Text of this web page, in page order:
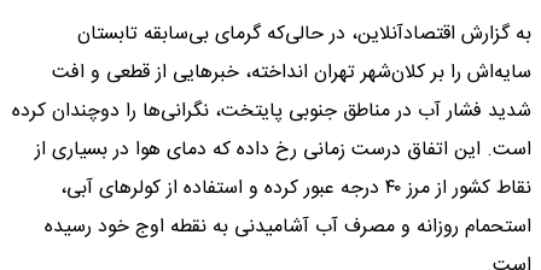
به گزارش اقتصادآنلاین، در حالی‌که گرمای بی‌سابقه تابستان
سایه‌اش را بر کلان‌شهر تهران انداخته، خبرهایی از قطعی و افت
شدید فشار آب در مناطق جنوبی پایتخت، نگرانی‌ها را دوچندان کرده
است. این اتفاق درست زمانی رخ داده که دمای هوا در بسیاری از
نقاط کشور از مرز ۴۰ درجه عبور کرده و استفاده از کولرهای آبی،
استحمام روزانه و مصرف آب آشامیدنی به نقطه اوج خود رسیده